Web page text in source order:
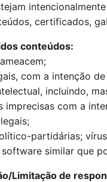
certificados,
conteúdos:
com a intenção
incluindo,
imprecisas com a
partidárias;
similar que
Limitação de